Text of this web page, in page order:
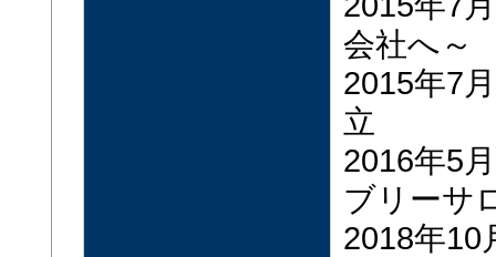
会社へ～
2015年7
立
2016年5
ブリーサ
2018年10